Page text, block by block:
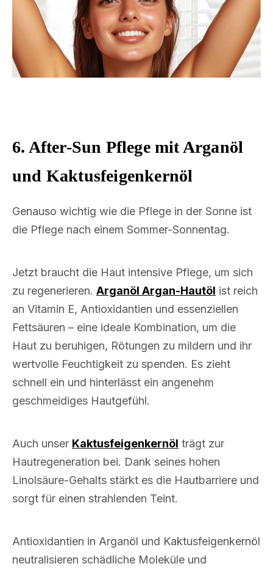
6. After-Sun Pflege mit Arganöl
und Kaktusfeigenkernöl
Genauso wichtig wie die Pflege in der Sonne ist
die Pflege nach einem Sommer-Sonnentag.
Jetzt braucht die Haut intensive Pflege, um sich
zu regenerieren. Arganöl Argan-Hautöl ist reich
an Vitamin E, Antioxidantien und essenziellen
Fettsäuren – eine ideale Kombination, um die
Haut zu beruhigen, Rötungen zu mildern und ihr
wertvolle Feuchtigkeit zu spenden. Es zieht
schnell ein und hinterlässt ein angenehm
geschmeidiges Hautgefühl.
Auch unser Kaktusfeigenkernöl trägt zur
Hautregeneration bei. Dank seines hohen
Linolsäure-Gehalts stärkt es die Hautbarriere und
sorgt für einen strahlenden Teint.
Antioxidantien in Arganöl und Kaktusfeigenkernöl
neutralisieren schädliche Moleküle und